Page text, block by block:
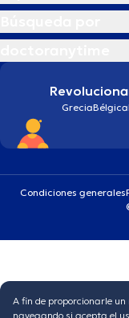
GreciaBélgica
Condiciones generales
A fin de proporcionarle
navegando si acepta el